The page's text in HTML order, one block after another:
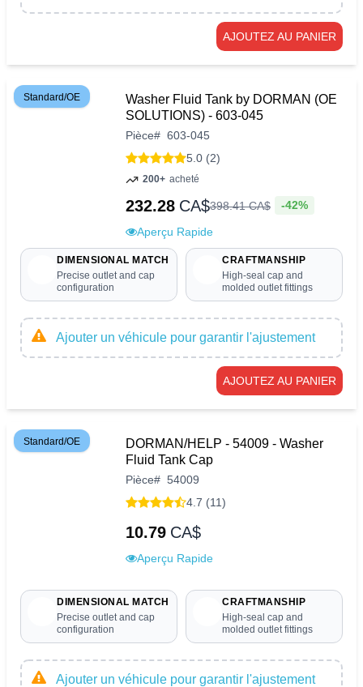
AJOUTEZ AU PANIER
Standard/OE
Washer Fluid Tank by DORMAN (OE
SOLUTIONS) - 603-045
Pièce# 603-045
5.0 (2)
200+ acheté
232.28 CA$398.41CA$ -42%
Aperçu Rapide
DIMENSIONAL MATCH
Precise outlet and cap
configuration
CRAFTMANSHIP
High-seal cap and
molded outlet fittings
Ajouter un véhicule pour garantir l'ajustement
AJOUTEZ AU PANIER
Standard/OE
DORMAN/HELP - 54009 - Washer
Fluid Tank Cap
Pièce# 54009
4.7 (11)
10.79 CA$
Aperçu Rapide
DIMENSIONAL MATCH
Precise outlet and cap
configuration
CRAFTMANSHIP
High-seal cap and
molded outlet fittings
Ajouter un véhicule pour garantir l'ajustement